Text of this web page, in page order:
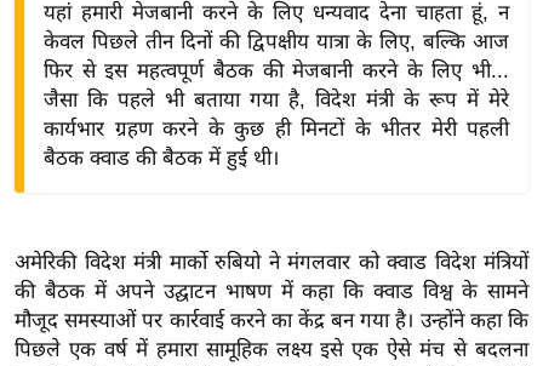
द्यो
ष
ज्ञ
रा
य
यहां हमारी मेजबानी करने के लिए धन्यवाद देना चाहता हूं, न
केवल पिछले तीन दिनों की द्विपक्षीय यात्रा के लिए, बल्कि आज
फिर से इस महत्वपूर्ण बैठक की मेजबानी करने के लिए भी...
जैसा कि पहले भी बताया गया है, विदेश मंत्री के रूप में मेरे
कार्यभार ग्रहण करने के कुछ ही मिनटों के भीतर मेरी पहली
बैठक क्वाड की बैठक में हुई थी।
अमेरिकी विदेश मंत्री मार्को रुबियो ने मंगलवार को क्वाड विदेश मंत्रियों
की बैठक में अपने उद्घाटन भाषण में कहा कि क्वाड विश्व के सामने
मौजूद समस्याओं पर कार्रवाई करने का केंद्र बन गया है। उन्होंने कहा कि
पिछले एक वर्ष में हमारा सामूहिक लक्ष्य इसे एक ऐसे मंच से बदलना